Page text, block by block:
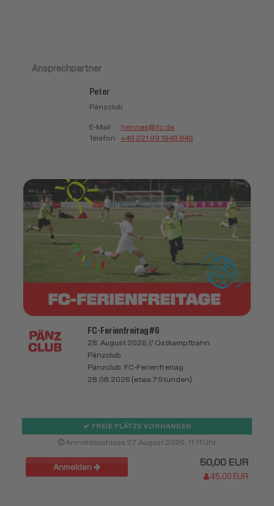
Ansprechpartner
Peter
Pänzclub
E-Mail
hennes@fc.de
Telefon
+49 221 99 1948 846
FC-Ferienfreitag #6
28. August 2026 // Ostkampfbahn
Pänzclub
Pänzclub: FC-Ferienfreitag
28.08.2026 (etwa 7 Stunden)
FREIE PLÄTZE VORHANDEN
Anmeldeschluss 27. August 2026, 11:11 Uhr
Anmelden 50,00 EUR
45,00 EUR